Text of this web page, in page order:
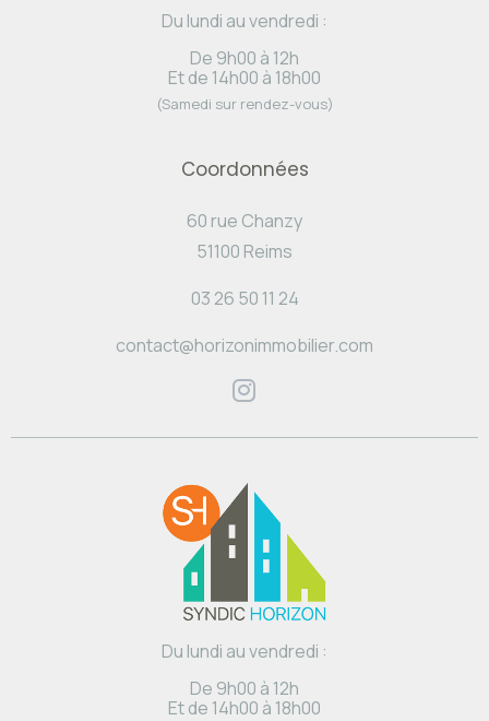
Du lundi au vendredi :
De 9h00 à 12h
Et de 14h00 à 18h00
(Samedi sur rendez-vous)
Coordonnées
60 rue Chanzy
51100 Reims
03 26 50 11 24
contact@horizonimmobilier.com
Du lundi au vendredi :
De 9h00 à 12h
Et de 14h00 à 18h00